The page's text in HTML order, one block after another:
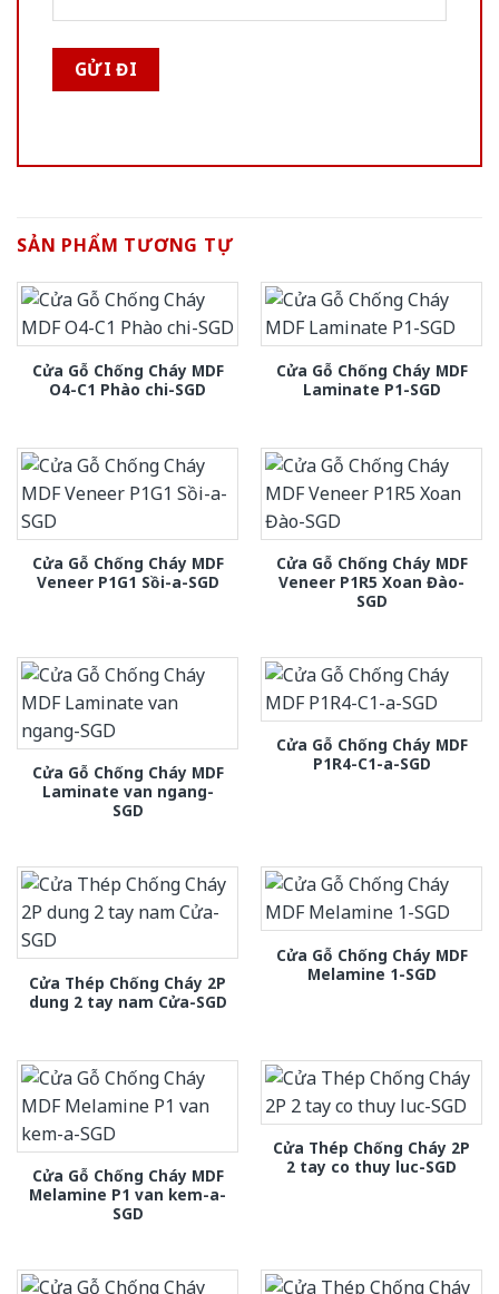
SẢN PHẨM TƯƠNG TỰ
Cửa Gỗ Chống Cháy MDF
O4-C1 Phào chi-SGD
Cửa Gỗ Chống Cháy MDF
Laminate P1-SGD
Cửa Gỗ Chống Cháy MDF
Veneer P1G1 Sồi-a-SGD
Cửa Gỗ Chống Cháy MDF
Veneer P1R5 Xoan Đào-
SGD
Cửa Gỗ Chống Cháy MDF
Laminate van ngang-
SGD
Cửa Gỗ Chống Cháy MDF
P1R4-C1-a-SGD
Cửa Thép Chống Cháy 2P
dung 2 tay nam Cửa-SGD
Cửa Gỗ Chống Cháy MDF
Melamine 1-SGD
Cửa Gỗ Chống Cháy MDF
Melamine P1 van kem-a-
SGD
Cửa Thép Chống Cháy 2P
2 tay co thuy luc-SGD